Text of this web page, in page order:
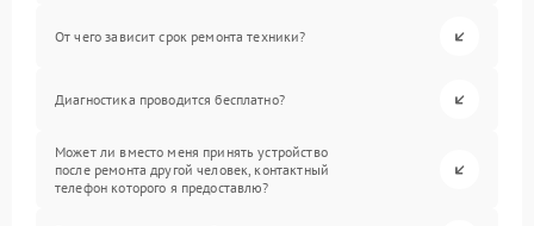
От чего зависит срок ремонта техники?
Диагностика проводится бесплатно?
Может ли вместо меня принять устройство
после ремонта другой человек, контактный
телефон которого я предоставлю?